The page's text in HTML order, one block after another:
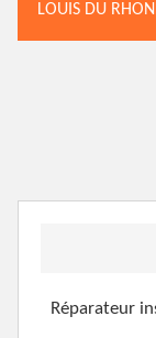
LOUIS DU
Réparateur